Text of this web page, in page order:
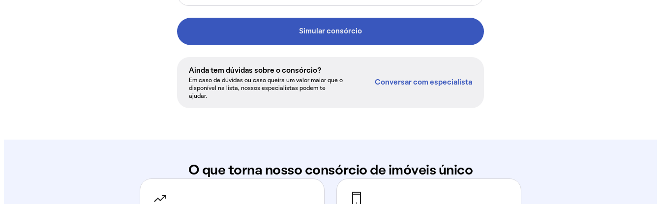
Simular consórcio
Ainda tem dúvidas sobre o consórcio?
Em caso de dúvidas ou caso queira um valor maior que o
disponível na lista, nossos especialistas podem te
ajudar.
Conversar com especialista
O que torna nosso consórcio de imóveis único